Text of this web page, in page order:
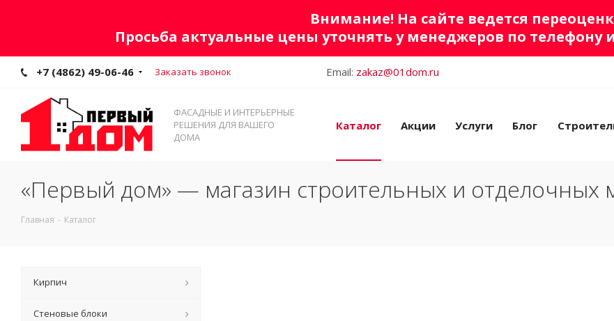
Внимание! На сайте ведется
Просьба актуальные цены уточнять у менеджеров по телефону
+7 (4862) 49-06-46 Заказать звонок Email: zakaz@01dom.ru
ФАСАДНЫЕ И ИНТЕРЬЕРНЫЕ
РЕШЕНИЯ ДЛЯ ВАШЕГО
ДОМА
Каталог Акции Услуги Блог
«Первый дом» — магазин строительных и отделочных
Главная - Каталог
Кирпич
Стеновые блоки